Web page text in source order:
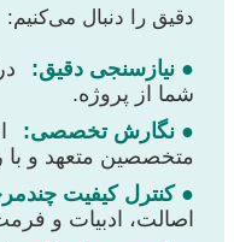
دقیق را دنبال می‌کنیم:
● نیازسنجی دقیق:
شما از پروژه.
● نگارش تخصصی:
متخصصین متعهد و
● کنترل کیفیت
اصالت، ادبیات و